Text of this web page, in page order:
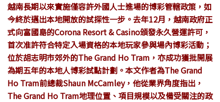
越南長期以來實施僅容許外國人士進場的博彩管轄政策，如
今終於邁出本地開放的試探性一步。去年12月，越南政府正
式向富國島的Corona Resort & Casino頒發永久營運許可，
首次准許符合特定入場資格的本地玩家參與場內博彩活動；
位於胡志明市郊外的The Grand Ho Tram，亦成功獲批開展
為期五年的本地人博彩試點計劃。本文作者為The Grand
Ho Tram前總裁Shaun McCamley，他從業界角度指出，
The Grand Ho Tram地理位置、項目規模以及備受關注的政